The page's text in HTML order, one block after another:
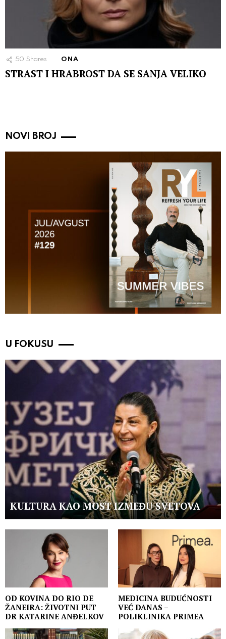
50 Shares ONA
STRAST I HRABROST DA SE SANJA VELIKO
NOVI BROJ
U FOKUSU
KULTURA KAO MOST IZMEĐU SVETOVA
OD KOVINA DO RIO DE
ŽANEIRA: ŽIVOTNI PUT
DR KATARINE ANĐELKOV
MEDICINA BUDUĆNOSTI
VEĆ DANAS –
POLIKLINIKA PRIMEA